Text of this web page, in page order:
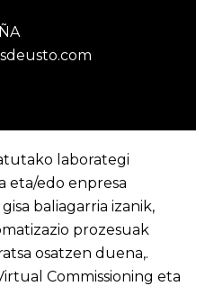
laborategi
eta/edo enpresa
baliagarria izanik,
prozesuak
osatzen duena,.
Commissioning eta